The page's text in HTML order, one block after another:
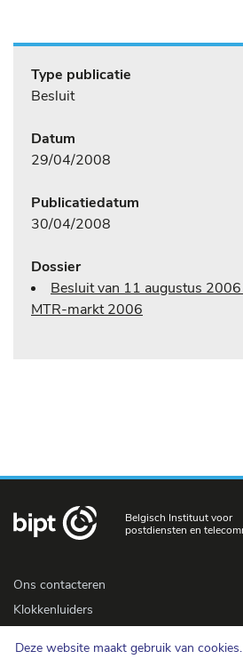
Deze website maakt gebruik van
Type publicatie
Besluit
Datum
29/04/2008
Publicatiedatum
30/04/2008
Dossier
Besluit van 11 augustus
MTR-markt 2006
Belgisch Instituut voor
postdiensten en
Ons contacteren
Klokkenluiders